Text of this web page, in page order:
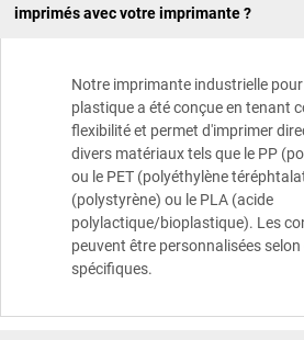
imprimés avec votre imprimante ?
Notre imprimante industrielle
plastique a été conçue en tenant
flexibilité et permet d'imprimer
divers matériaux tels que le PP
ou le PET (polyéthylène
(polystyrène) ou le PLA (acide
polylactique/bioplastique). Les
peuvent être personnalisées
spécifiques.